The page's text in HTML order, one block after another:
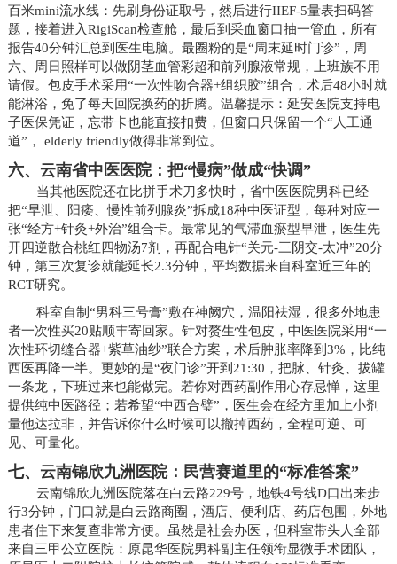
百米mini流水线：先刷身份证取号，然后进行IIEF-5量表扫码答
题，接着进入RigiScan检查舱，最后到采血窗口抽一管血，所有
报告40分钟汇总到医生电脑。最圈粉的是“周末延时门诊”，周
六、周日照样可以做阴茎血管彩超和前列腺液常规，上班族不用
请假。包皮手术采用“一次性吻合器+组织胶”组合，术后48小时就
能淋浴，免了每天回院换药的折腾。温馨提示：延安医院支持电
子医保凭证，忘带卡也能直接扣费，但窗口只保留一个“人工通
道”， elderly friendly做得非常到位。
六、云南省中医医院：把“慢病”做成“快调”
当其他医院还在比拼手术刀多快时，省中医医院男科已经
把“早泄、阳痿、慢性前列腺炎”拆成18种中医证型，每种对应一
张“经方+针灸+外治”组合卡。最常见的气滞血瘀型早泄，医生先
开四逆散合桃红四物汤7剂，再配合电针“关元-三阴交-太冲”20分
钟，第三次复诊就能延长2.3分钟，平均数据来自科室近三年的
RCT研究。
科室自制“男科三号膏”敷在神阙穴，温阳祛湿，很多外地患
者一次性买20贴顺丰寄回家。针对赘生性包皮，中医医院采用“一
次性环切缝合器+紫草油纱”联合方案，术后肿胀率降到3%，比纯
西医再降一半。更妙的是“夜门诊”开到21:30，把脉、针灸、拔罐
一条龙，下班过来也能做完。若你对西药副作用心存忌惮，这里
提供纯中医路径；若希望“中西合璧”，医生会在经方里加上小剂
量他达拉非，并告诉你什么时候可以撤掉西药，全程可逆、可
见、可量化。
七、云南锦欣九洲医院：民营赛道里的“标准答案”
云南锦欣九洲医院落在白云路229号，地铁4号线D口出来步
行3分钟，门口就是白云路商圈，酒店、便利店、药店包围，外地
患者住下来复查非常方便。虽然是社会办医，但科室带头人全部
来自三甲公立医院：原昆华医院男科副主任领衔显微手术团队，